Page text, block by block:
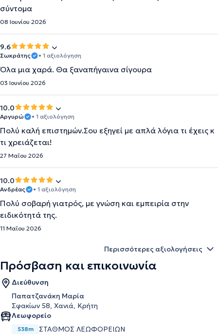
σύντομα
08 Ιουνίου 2026
9.6
Σωκράτης • 1 αξιολόγηση
Όλα μια χαρά. Θα ξαναπήγαινα σίγουρα
03 Ιουνίου 2026
10.0
Αργυρώ • 1 αξιολόγηση
Πολύ καλή επιστημών.Σου εξηγεί με απλά λόγια τι έχεις κ
τι χρειάζεται!
27 Μαΐου 2026
10.0
Ανδρέας • 1 αξιολόγηση
Πολύ σοβαρή γιατρός, με γνώση και εμπειρία στην
ειδικότητά της.
11 Μαΐου 2026
Περισσότερες αξιολογήσεις
Πρόσβαση και επικοινωνία
Διεύθυνση
Παπατζανάκη Μαρία
Σφακίων 58, Χανιά, Κρήτη
Λεωφορείο
538m ΣΤΑΘΜΟΣ ΛΕΩΦΟΡΕΙΩΝ